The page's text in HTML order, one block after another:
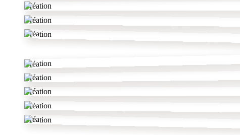
Création
Création
Création
Création
Création
Création
Création
Création